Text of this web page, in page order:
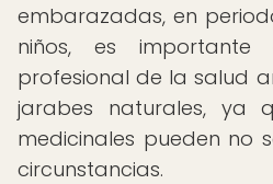
embarazadas, en
niños, es
profesional de la salud
jarabes naturales, ya
medicinales pueden no
circunstancias.